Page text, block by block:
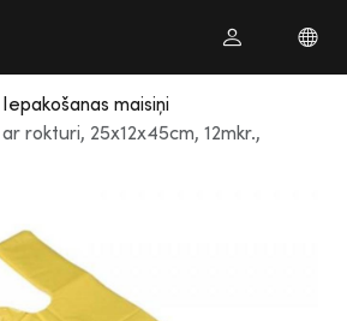
Iepakošanas maisiņi
rokturi, 25x12x45cm, 12mkr.,